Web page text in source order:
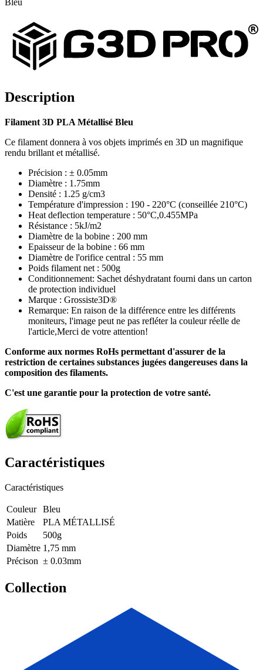
Bleu
Description
Filament 3D PLA Métallisé Bleu
Ce filament donnera à vos objets imprimés en 3D un magnifique
rendu brillant et métallisé.
Précision : ± 0.05mm
Diamètre : 1.75mm
Densité : 1.25 g/cm3
Température d'impression : 190 - 220°C (conseillée 210°C)
Heat deflection temperature : 50°C,0.455MPa
Résistance : 5kJ/m2
Diamètre de la bobine : 200 mm
Epaisseur de la bobine : 66 mm
Diamètre de l'orifice central : 55 mm
Poids filament net : 500g
Conditionnement: Sachet déshydratant fourni dans un carton
de protection individuel
Marque : Grossiste3D®
Remarque: En raison de la différence entre les différents
moniteurs, l'image peut ne pas refléter la couleur réelle de
l'article,Merci de votre attention!
Conforme aux normes RoHs permettant d'assurer de la
restriction de certaines substances jugées dangereuses dans la
composition des filaments.
C'est une garantie pour la protection de votre santé.
Caractéristiques
Caractéristiques
Couleur
Bleu
Matière
PLA MÉTALLISÉ
Poids
500g
Diamètre 1,75 mm
Précison ± 0.03mm
Collection